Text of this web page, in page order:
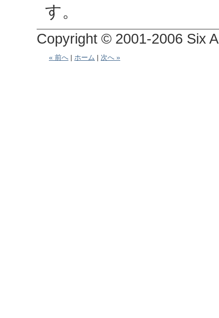
す。
Copyright © 2001-2006 Six
« 前へ | ホーム | 次へ »